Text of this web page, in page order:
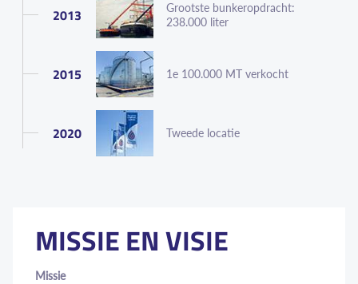
2013
Grootste bunkeropdracht:
238.000 liter
2015 1e 100.000 MT verkocht
2020 Tweede locatie
MISSIE EN VISIE
Missie